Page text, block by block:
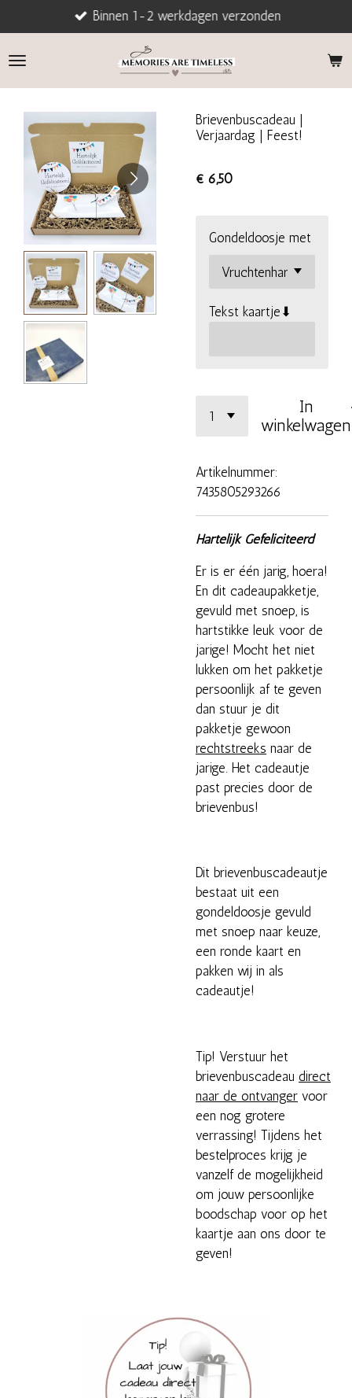
direct
naar
Binnen 1-2 werkdagen verzonden
Brievenbuscadeau |
Verjaardag | Feest!
€ 6,50
Gondeldoosje met
Tekst kaartje⬇
In
winkelwagen
Artikelnummer:
7435805293266
Hartelijk Gefeliciteerd
Er is er één jarig, hoera!
En dit cadeaupakketje,
gevuld met snoep, is
hartstikke leuk voor de
jarige! Mocht het niet
lukken om het pakketje
persoonlijk af te geven
dan stuur je dit
pakketje gewoon
rechtstreeks naar de
jarige. Het cadeautje
past precies door de
brievenbus!
Dit brievenbuscadeautje
bestaat uit een
gondeldoosje gevuld
met snoep naar keuze,
een ronde kaart en
pakken wij in als
cadeautje!
Tip! Verstuur het
brievenbuscadeau direct
naar de ontvanger voor
een nog grotere
verrassing! Tijdens het
bestelproces krijg je
vanzelf de mogelijkheid
om jouw persoonlijke
boodschap voor op het
kaartje aan ons door te
geven!